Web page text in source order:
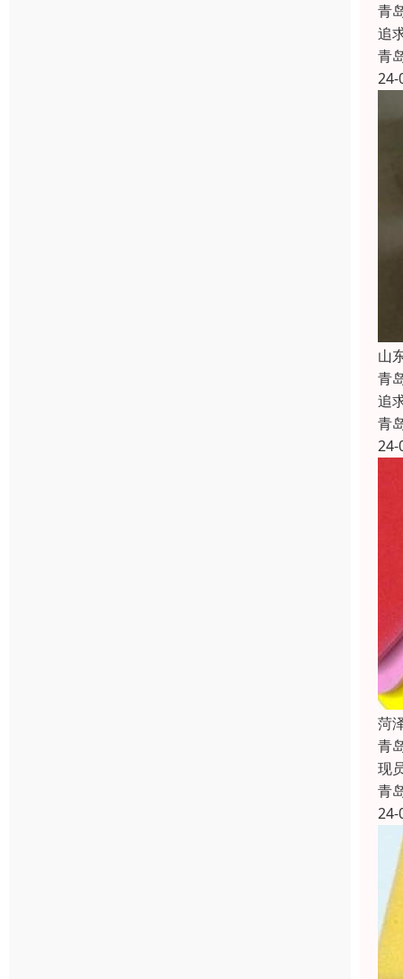
青
追
青
24-
山
青
追
青
24-
菏
青
现
青
24-